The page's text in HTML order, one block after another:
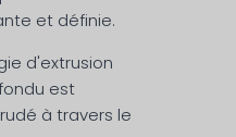
et définie.
d'extrusion
est
à travers le